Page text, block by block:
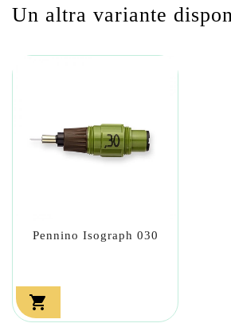
Un altra variante
Pennino Isograph 030
